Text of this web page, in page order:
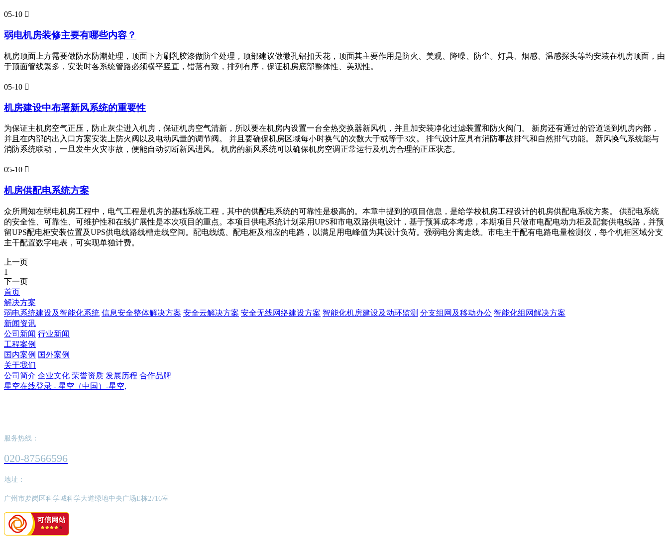
05-10 
弱电机房装修主要有哪些内容？
机房顶面上方需要做防水防潮处理，顶面下方刷乳胶漆做防尘处理，顶部建议做微孔铝扣天花，顶面其主要作用是防火、美观、降噪、防尘。灯具、烟感、温感探头等均安装在机房顶面，由
于顶面管线繁多，安装时各系统管路必须横平竖直，错落有致，排列有序，保证机房底部整体性、美观性。
05-10 
机房建设中布署新风系统的重要性
为保证主机房空气正压，防止灰尘进入机房，保证机房空气清新，所以要在机房内设置一台全热交换器新风机，并且加安装净化过滤装置和防火阀门。 新房还有通过的管道送到机房内部，
并且在内部的出入口方案安装上防火阀以及电动风量的调节阀。 并且要确保机房区域每小时换气的次数大于或等于3次。 排气设计应具有消防事故排气和自然排气功能。 新风换气系统能与
消防系统联动，一旦发生火灾事故，便能自动切断新风进风。 机房的新风系统可以确保机房空调正常运行及机房合理的正压状态。
05-10 
机房供配电系统方案
众所周知在弱电机房工程中，电气工程是机房的基础系统工程，其中的供配电系统的可靠性是极高的。本章中提到的项目信息，是给学校机房工程设计的机房供配电系统方案。 供配电系统
的安全性、可靠性、可维护性和在线扩展性是本次项目的重点。本项目供电系统计划采用UPS和市电双路供电设计，基于预算成本考虑，本期项目只做市电配电动力柜及配套供电线路，并预
留UPS配电柜安装位置及UPS供电线路线槽走线空间。配电线缆、配电柜及相应的电路，以满足用电峰值为其设计负荷。强弱电分离走线。市电主干配有电路电量检测仪，每个机柜区域分支
主干配置数字电表，可实现单独计费。
上一页
1
下一页
首页
解决方案
弱电系统建设及智能化系统 信息安全整体解决方案 安全云解决方案 安全无线网络建设方案 智能化机房建设及动环监测 分支组网及移动办公 智能化组网解决方案
新闻资讯
公司新闻 行业新闻
工程案例
国内案例 国外案例
关于我们
公司简介 企业文化 荣誉资质 发展历程 合作品牌
星空在线登录 - 星空（中国）-星空,
服务热线：
020-87566596
地址：
广州市萝岗区科学城科学大道绿地中央广场E栋2716室